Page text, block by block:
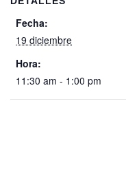
Fecha:
19 diciembre
Hora:
11:30 am - 1:00 pm